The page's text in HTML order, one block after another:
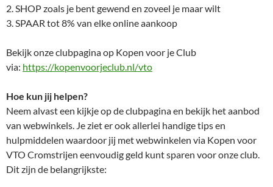
2. SHOP zoals je bent gewend en zoveel je maar wilt
3. SPAAR tot 8% van elke online aankoop
Bekijk onze clubpagina op Kopen voor je Club
via: https://kopenvoorjeclub.nl/vto
Hoe kun jij helpen?
Neem alvast een kijkje op de clubpagina en bekijk het aanbod
van webwinkels. Je ziet er ook allerlei handige tips en
hulpmiddelen waardoor jij met webwinkelen via Kopen voor
VTO Cromstrijen eenvoudig geld kunt sparen voor onze club.
Dit zijn de belangrijkste: